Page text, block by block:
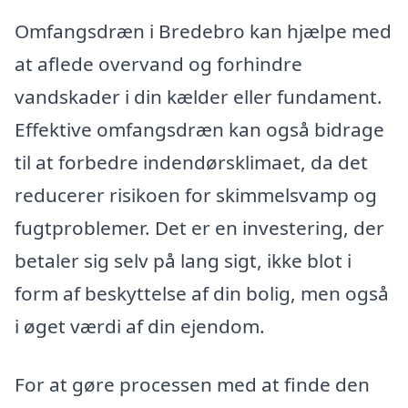
Omfangsdræn i Bredebro kan hjælpe med
at aflede overvand og forhindre
vandskader i din kælder eller fundament.
Effektive omfangsdræn kan også bidrage
til at forbedre indendørsklimaet, da det
reducerer risikoen for skimmelsvamp og
fugtproblemer. Det er en investering, der
betaler sig selv på lang sigt, ikke blot i
form af beskyttelse af din bolig, men også
i øget værdi af din ejendom.
For at gøre processen med at finde den